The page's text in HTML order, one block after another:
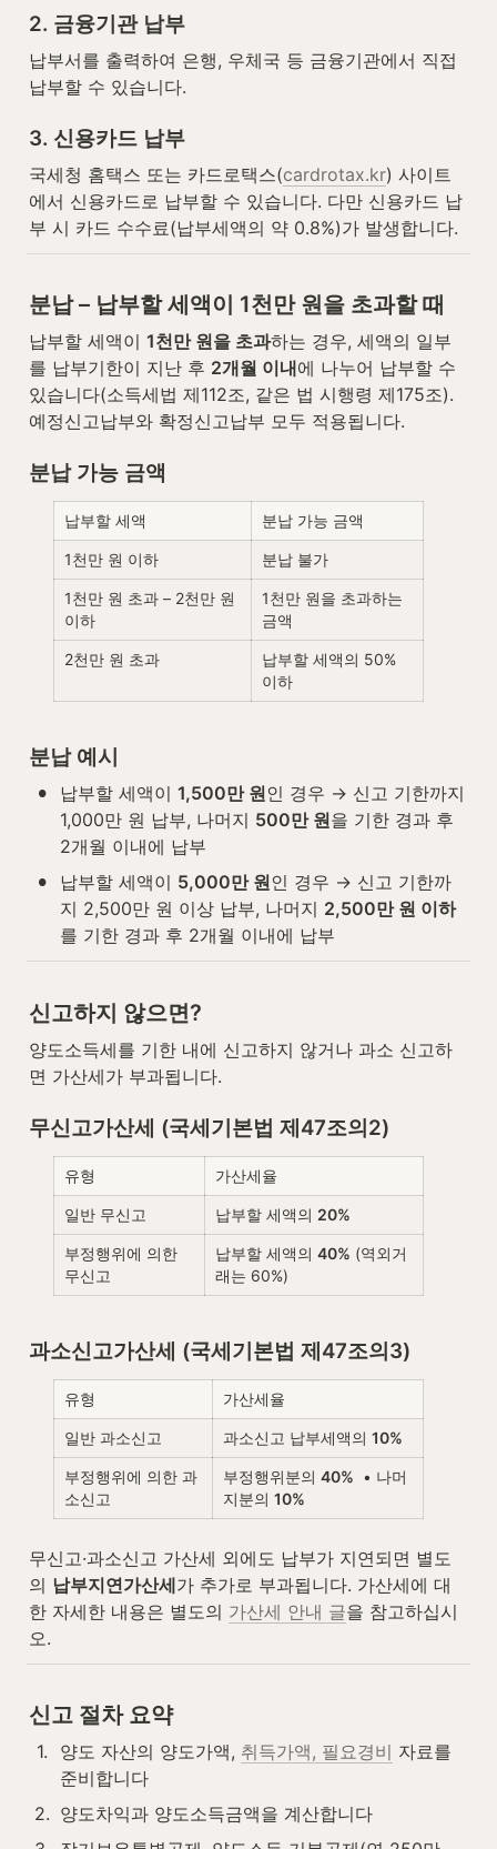
2. 금융기관 납부
납부서를 출력하여 은행, 우체국 등 금융기관에서 직접
납부할 수 있습니다.
3. 신용카드 납부
국세청 홈택스 또는 카드로택스(cardrotax.kr) 사이트
에서 신용카드로 납부할 수 있습니다. 다만 신용카드 납
부 시 카드 수수료(납부세액의 약 0.8%)가 발생합니다.
분납 – 납부할 세액이 1천만 원을 초과할 때
납부할 세액이 1천만 원을 초과하는 경우, 세액의 일부
를 납부기한이 지난 후 2개월 이내에 나누어 납부할 수
있습니다(소득세법 제112조, 같은 법 시행령 제175조).
예정신고납부와 확정신고납부 모두 적용됩니다.
분납 가능 금액
납부할 세액 분납 가능 금액
1천만 원 이하 분납 불가
1천만 원 초과 – 2천만 원
이하
1천만 원을 초과하는
금액
2천만 원 초과
납부할 세액의 50%
이하
분납 예시
• 납부할 세액이 1,500만 원인 경우 → 신고 기한까지
1,000만 원 납부, 나머지 500만 원을 기한 경과 후
2개월 이내에 납부
• 납부할 세액이 5,000만 원인 경우 → 신고 기한까
지 2,500만 원 이상 납부, 나머지 2,500만 원 이하
를 기한 경과 후 2개월 이내에 납부
신고하지 않으면?
양도소득세를 기한 내에 신고하지 않거나 과소 신고하
면 가산세가 부과됩니다.
무신고가산세 (국세기본법 제47조의2)
유형 가산세율
일반 무신고 납부할 세액의 20%
부정행위에 의한
무신고
납부할 세액의 40% (역외거
래는 60%)
과소신고가산세 (국세기본법 제47조의3)
유형 가산세율
일반 과소신고 과소신고 납부세액의 10%
부정행위에 의한 과
소신고
부정행위분의 40%
  • 나머
지분의 10%
무신고·과소신고 가산세 외에도 납부가 지연되면 별도
의 납부지연가산세가 추가로 부과됩니다. 가산세에 대
한 자세한 내용은 별도의 가산세 안내 글을 참고하십시
오.
신고 절차 요약
1. 양도 자산의 양도가액, 취득가액, 필요경비 자료를
준비합니다
2. 양도차익과 양도소득금액을 계산합니다